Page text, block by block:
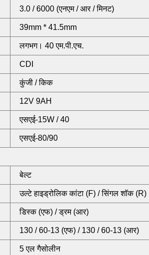
3.0 / 6000 (एनएम / आर / मिनट)
39mm * 41.5mm
लगभग। 40 एम.पी.एच.
CDI
कुंजी / किक
12V 9AH
एसएई-15W / 40
एसएई-80/90
बेल्ट
उल्टे हाइड्रोलिक कांटा (F) / सिंगल शॉक (R)
डिस्क (एफ) / ड्रम (आर)
130 / 60-13 (एफ) / 130 / 60-13 (आर)
5 एल गैसोलीन